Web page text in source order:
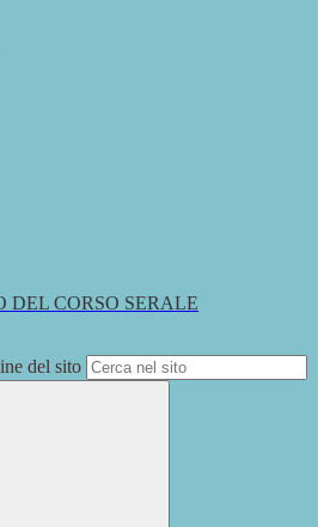
DEL CORSO SERALE
del sito